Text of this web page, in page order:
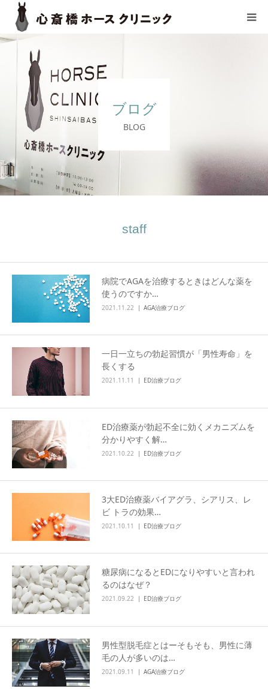
ブログ
BLOG
staff
病院でAGAを治療するときはどんな薬を
使うのですか…
2021.11.22 AGA治療ブログ
一日一立ちの勃起習慣が「男性寿命」を
長くする
2021.11.11 ED治療ブログ
ED治療薬が勃起不全に効くメカニズムを
分かりやすく解…
2021.10.22 ED治療ブログ
3大ED治療薬バイアグラ、シアリス、レ
ビ トラの効果…
2021.10.11 ED治療ブログ
糖尿病になるとEDになりやすいと言われ
るのはなぜ？
2021.09.22 ED治療ブログ
男性型脱毛症とはーそもそも、男性に薄
毛の人が多いのは…
2021.09.11 AGA治療ブログ
TOP
選ばれる理由
診察の流れ
料金表
治療薬一覧
アクセス